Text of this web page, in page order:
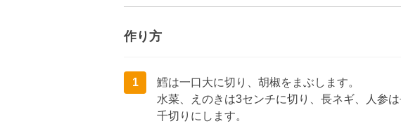
作り方
1
鱈は一口大に切り、胡椒をまぶします。
水菜、えのきは3センチに切り、長ネギ、人参
千切りにします。